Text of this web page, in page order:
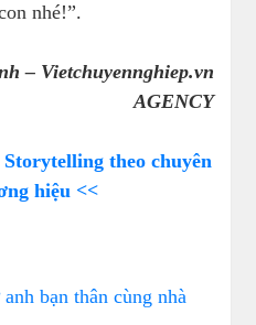
nhé!”.
– Vietchuyennghiep.vn
AGENCY
theo chuyên
hiệu <<
bạn thân cùng nhà